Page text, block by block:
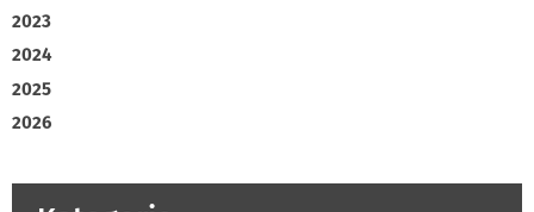
2023
2024
2025
2026